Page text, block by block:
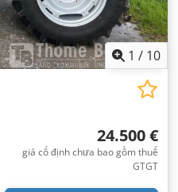
1 / 10
24.500 €
giá cố định chưa bao gồm thuế
GTGT